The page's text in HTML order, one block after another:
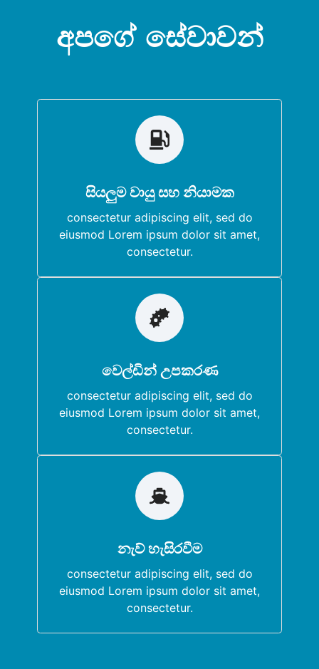
අපගේ සේවාවන්
සියලුම වායු සහ නියාමක
consectetur adipiscing elit, sed do
eiusmod Lorem ipsum dolor sit amet,
consectetur.
Start Marketing
consectetur adipiscing elit, sed do
eiusmod Lorem ipsum dolor sit amet.
වෙල්ඩින් උපකරණ
consectetur adipiscing elit, sed do
eiusmod Lorem ipsum dolor sit amet,
consectetur.
Start Marketing
consectetur adipiscing elit, sed do
නැව් හැසිරවීම
consectetur adipiscing elit, sed do
eiusmod Lorem ipsum dolor sit amet,
consectetur.
Start Marketing
consectetur adipiscing elit, sed do